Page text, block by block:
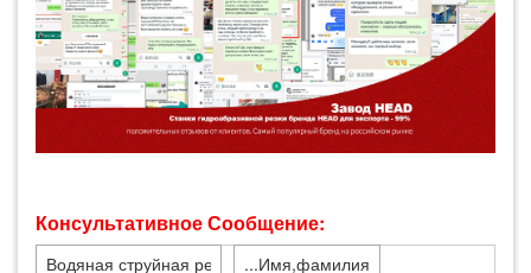
Консультативное Сообщение: